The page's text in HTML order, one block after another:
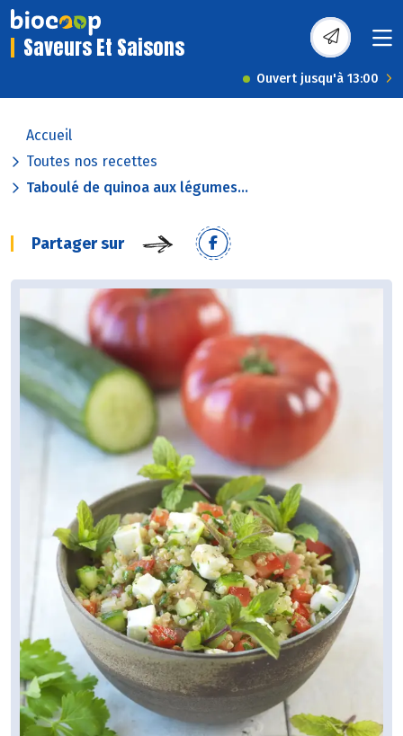
Saveurs Et Saisons
Ouvert jusqu'à 13:00
Accueil
Toutes nos recettes
Taboulé de quinoa aux légumes...
Partager sur